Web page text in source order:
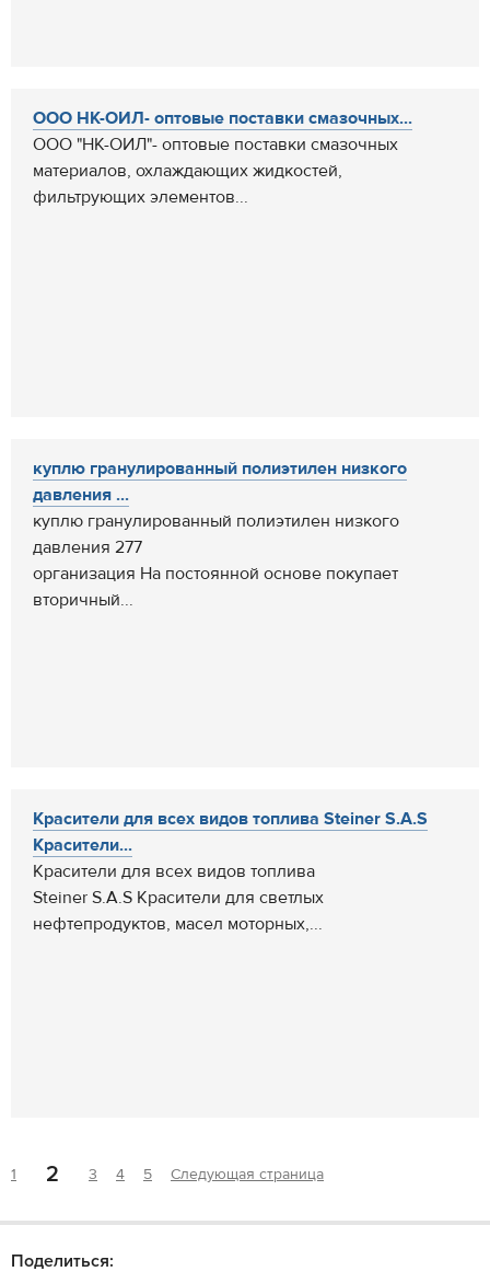
ООО НК-ОИЛ- оптовые поставки смазочных...
ООО "НК-ОИЛ"- оптовые поставки смазочных
материалов, охлаждающих жидкостей,
фильтрующих элементов...
куплю гранулированный полиэтилен низкого
давления ...
куплю гранулированный полиэтилен низкого
давления 277
организация На постоянной основе покупает
вторичный...
Красители для всех видов топлива Steiner S.A.S
Красители...
Красители для всех видов топлива
Steiner S.A.S Красители для светлых
нефтепродуктов, масел моторных,...
1 2 3 4 5 Следующая страница
Поделиться: